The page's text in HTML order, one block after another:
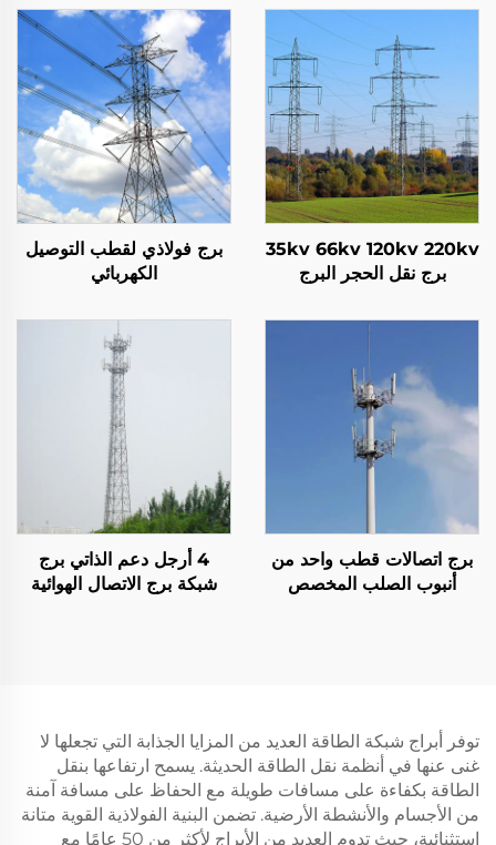
35kv 66kv 120kv 220kv
برج نقل الحجر البرج
برج فولاذي لقطب التوصيل
الكهربائي
برج اتصالات قطب واحد من
أنبوب الصلب المخصص
4 أرجل دعم الذاتي برج
شبكة برج الاتصال الهوائية
توفر أبراج شبكة الطاقة العديد من المزايا الجذابة التي تجعلها لا
غنى عنها في أنظمة نقل الطاقة الحديثة. يسمح ارتفاعها بنقل
الطاقة بكفاءة على مسافات طويلة مع الحفاظ على مسافة آمنة
من الأجسام والأنشطة الأرضية. تضمن البنية الفولاذية القوية متانة
استثنائية، حيث تدوم العديد من الأبراج لأكثر من 50 عامًا مع